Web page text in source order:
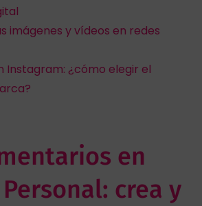
imágenes y vídeos en redes
Instagram: ¿cómo elegir el
en
crea y